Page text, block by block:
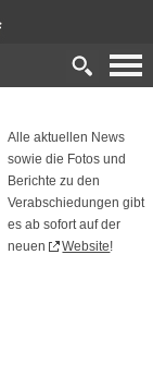
Alle aktuellen News
sowie die Fotos und
Berichte zu den
Verabschiedungen gibt
es ab sofort auf der
neuen
Website!